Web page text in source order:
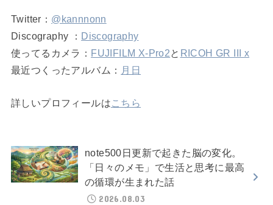
Twitter： @kannnonn
Discography ： Discography
使ってるカメラ： FUJIFILM X-Pro2と RICOH GR III x
最近つくったアルバム： 月日
詳しいプロフィールはこちら
note500日更新で起きた脳の変化。
「日々のメモ」で生活と思考に最高
の循環が生まれた話
2026.08.03